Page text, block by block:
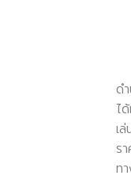
ด
ไ
เ
ร
ท